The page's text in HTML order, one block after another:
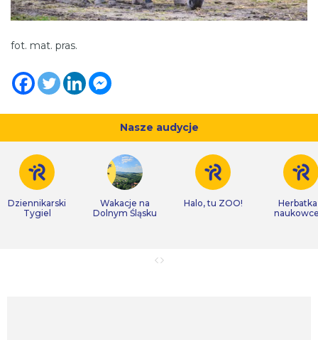
fot. mat. pras.
Nasze audycje
Dziennikarski
Tygiel
Wakacje na
Dolnym Śląsku
Halo, tu ZOO!